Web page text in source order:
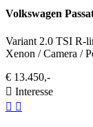
Volkswagen
Variant 2.0 TSI R-
Xenon / Camera /
€ 13.450,-
Interesse